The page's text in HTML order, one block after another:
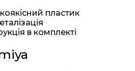
пластик
в комплекті